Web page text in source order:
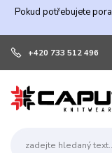
Pokud potřebujete
+420 733 512 496